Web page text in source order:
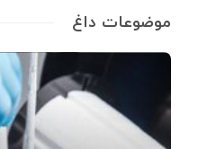
موضوعات داغ